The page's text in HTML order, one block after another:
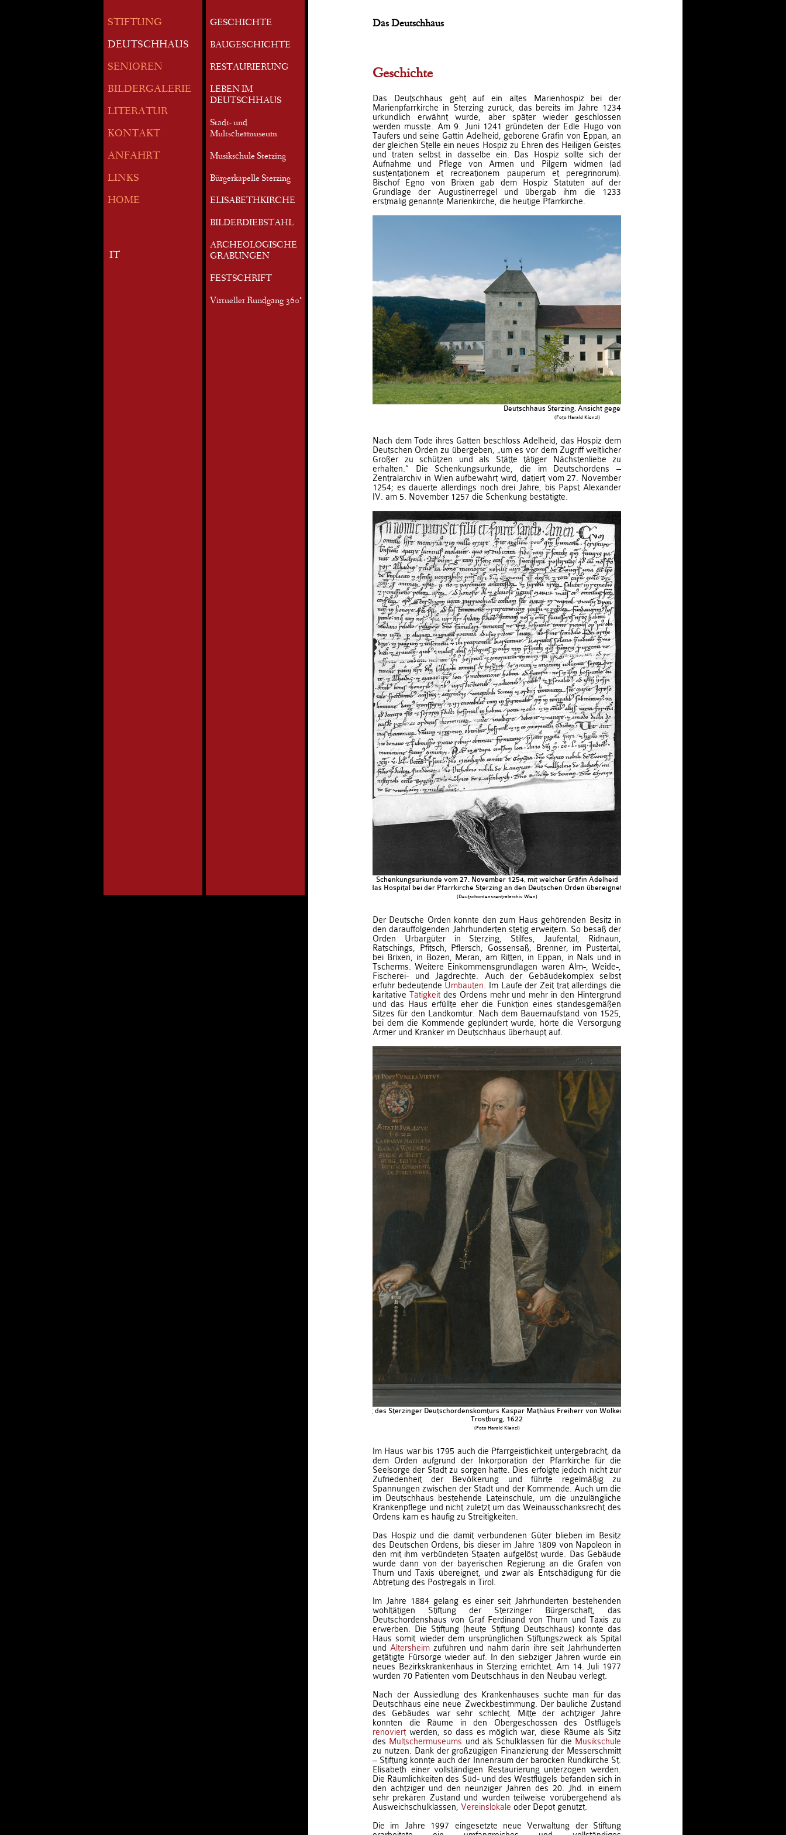
STIFTUNG
DEUTSCHHAUS
SENIOREN
BILDERGALERIE
LITERATUR
KONTAKT
ANFAHRT
LINKS
HOME
IT
GESCHICHTE
BAUGESCHICHTE
RESTAURIERUNG
LEBEN IM
DEUTSCHHAUS
Stadt- und
Multschermuseum
Musikschule Sterzing
Bürgerkapelle Sterzing
ELISABETHKIRCHE
BILDERDIEBSTAHL
ARCHEOLOGISCHE
GRABUNGEN
FESTSCHRIFT
Virtueller Rundgang 360°
Das Deutschhaus
Geschichte
Das Deutschhaus geht auf ein altes Marienhospiz bei der
Marienpfarrkirche in Sterzing zurück, das bereits im Jahre 1234
urkundlich erwähnt wurde, aber später wieder geschlossen
werden musste. Am 9. Juni 1241 gründeten der Edle Hugo von
Taufers und seine Gattin Adelheid, geborene Gräfin von Eppan, an
der gleichen Stelle ein neues Hospiz zu Ehren des Heiligen Geistes
und traten selbst in dasselbe ein. Das Hospiz sollte sich der
Aufnahme und Pflege von Armen und Pilgern widmen (ad
sustentationem et recreationem pauperum et peregrinorum).
Bischof Egno von Brixen gab dem Hospiz Statuten auf der
Grundlage der Augustinerregel und übergab ihm die 1233
erstmalig genannte Marienkirche, die heutige Pfarrkirche.
Deutschhaus Sterzing, Ansicht gegen Norden
(Foto Harald Kienzl)
Nach dem Tode ihres Gatten beschloss Adelheid, das Hospiz dem
Deutschen Orden zu übergeben, „um es vor dem Zugriff weltlicher
Großer zu schützen und als Stätte tätiger Nächstenliebe zu
erhalten.“ Die Schenkungsurkunde, die im Deutschordens –
Zentralarchiv in Wien aufbewahrt wird, datiert vom 27. November
1254; es dauerte allerdings noch drei Jahre, bis Papst Alexander
IV. am 5. November 1257 die Schenkung bestätigte.
Schenkungsurkunde vom 27. November 1254, mit welcher Gräfin Adelheid
das Hospital bei der Pfarrkirche Sterzing an den Deutschen Orden übereignet.
(Deutschordenszentralarchiv Wien)
Der Deutsche Orden konnte den zum Haus gehörenden Besitz in
den darauffolgenden Jahrhunderten stetig erweitern. So besaß der
Orden Urbargüter in Sterzing, Stilfes, Jaufental, Ridnaun,
Ratschings, Pfitsch, Pflersch, Gossensaß, Brenner, im Pustertal,
bei Brixen, in Bozen, Meran, am Ritten, in Eppan, in Nals und in
Tscherms. Weitere Einkommensgrundlagen waren Alm-, Weide-,
Fischerei- und Jagdrechte. Auch der Gebäudekomplex selbst
erfuhr bedeutende Umbauten. Im Laufe der Zeit trat allerdings die
karitative Tätigkeitdes Ordens mehr und mehr in den Hintergrund
und das Haus erfüllte eher die Funktion eines standesgemäßen
Sitzes für den Landkomtur. Nach dem Bauernaufstand von 1525,
bei dem die Kommende geplündert wurde, hörte die Versorgung
Armer und Kranker im Deutschhaus überhaupt auf.
Porträt des Sterzinger Deutschordenskomturs Kaspar Mathäus Freiherr von Wolkenstein -
Trostburg, 1622
(Foto Harald Kienzl)
Im Haus war bis 1795 auch die Pfarrgeistlichkeit untergebracht, da
dem Orden aufgrund der Inkorporation der Pfarrkirche für die
Seelsorge der Stadt zu sorgen hatte. Dies erfolgte jedoch nicht zur
Zufriedenheit der Bevölkerung und führte regelmäßig zu
Spannungen zwischen der Stadt und der Kommende. Auch um die
im Deutschhaus bestehende Lateinschule, um die unzulängliche
Krankenpflege und nicht zuletzt um das Weinausschanksrecht des
Ordens kam es häufig zu Streitigkeiten.
Das Hospiz und die damit verbundenen Güter blieben im Besitz
des Deutschen Ordens, bis dieser im Jahre 1809 von Napoleon in
den mit ihm verbündeten Staaten aufgelöst wurde. Das Gebäude
wurde dann von der bayerischen Regierung an die Grafen von
Thurn und Taxis übereignet, und zwar als Entschädigung für die
Abtretung des Postregals in Tirol.
Im Jahre 1884 gelang es einer seit Jahrhunderten bestehenden
wohltätigen Stiftung der Sterzinger Bürgerschaft, das
Deutschordenshaus von Graf Ferdinand von Thurn und Taxis zu
erwerben. Die Stiftung (heute Stiftung Deutschhaus) konnte das
Haus somit wieder dem ursprünglichen Stiftungszweck als Spital
und Altersheimzuführen und nahm darin ihre seit Jahrhunderten
getätigte Fürsorge wieder auf. In den siebziger Jahren wurde ein
neues Bezirkskrankenhaus in Sterzing errichtet. Am 14. Juli 1977
wurden 70 Patienten vom Deutschhaus in den Neubau verlegt.
Nach der Aussiedlung des Krankenhauses suchte man für das
Deutschhaus eine neue Zweckbestimmung. Der bauliche Zustand
des Gebäudes war sehr schlecht. Mitte der achtziger Jahre
konnten die Räume in den Obergeschossen des Ostflügels
renoviert werden, so dass es möglich war, diese Räume als Sitz
des Multschermuseums und als Schulklassen für die Musikschule
zu nutzen. Dank der großzügigen Finanzierung der Messerschmitt
– Stiftung konnte auch der Innenraum der barocken Rundkirche St.
Elisabeth einer vollständigen Restaurierung unterzogen werden.
Die Räumlichkeiten des Süd- und des Westflügels befanden sich in
den achtziger und den neunziger Jahren des 20. Jhd. in einem
sehr prekären Zustand und wurden teilweise vorübergehend als
Ausweichschulklassen, Vereinslokale oder Depot genutzt.
Die im Jahre 1997 eingesetzte neue Verwaltung der Stiftung